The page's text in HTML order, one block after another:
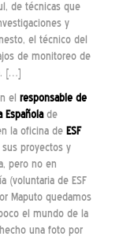
de técnicas que
y
el técnico del
de monitoreo de
[…]
el responsable de
Españolade
la oficina de ESF
proyectos y
pero no en
(voluntaria de ESF
Maputo quedamos
el mundo de la
una foto por